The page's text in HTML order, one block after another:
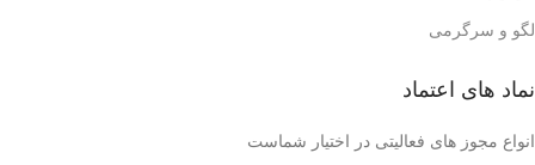
لگو و سرگرمی
نماد های اعتماد
انواع مجوز های فعالیتی در اختیار شماست